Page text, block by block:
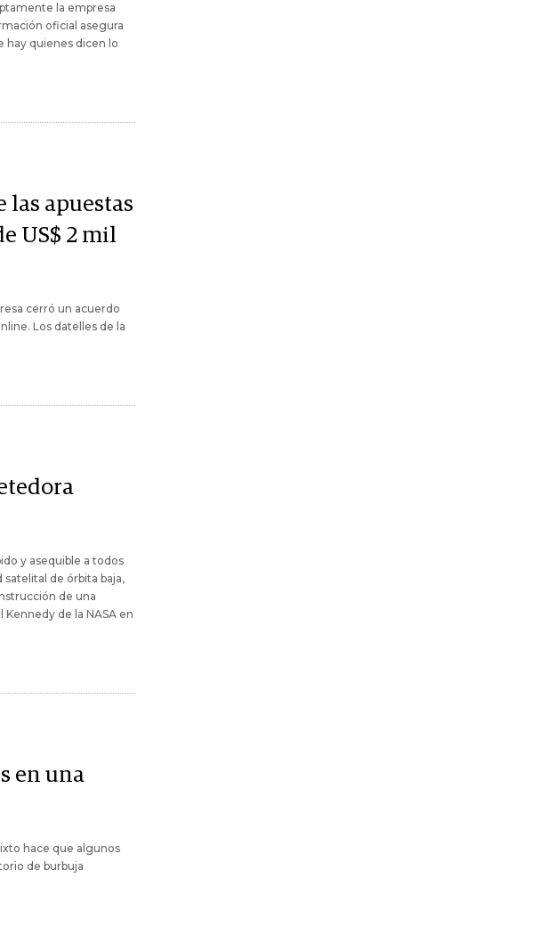
la empresa
oficial asegura
hay quienes dicen lo
las apuestas
US$ 2 mil
cerró un acuerdo
Los datelles de la
y asequible a todos
de órbita baja,
de una
Kennedy de la NASA en
en una
hace que algunos
de burbuja